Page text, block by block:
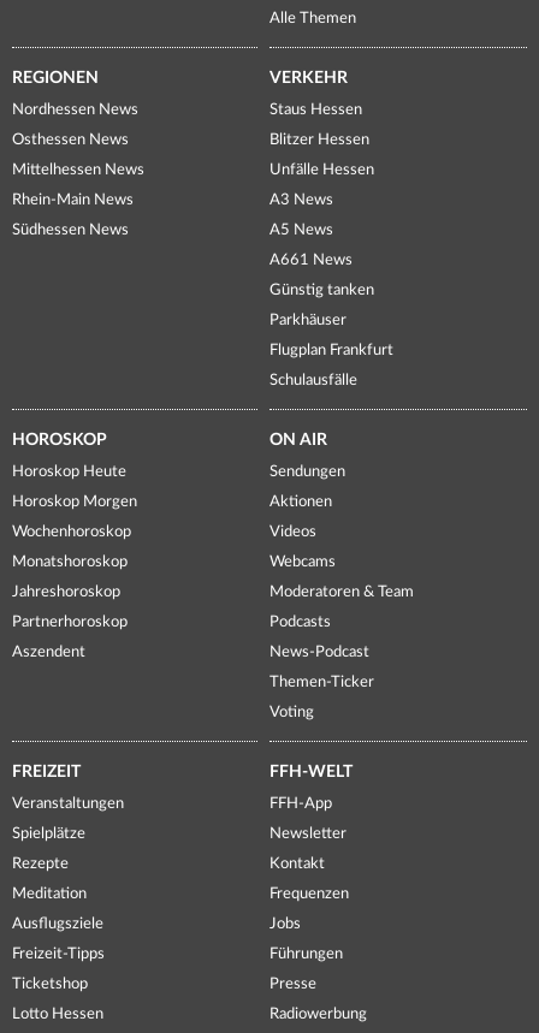
Alle Themen
REGIONEN
Nordhessen News
Osthessen News
Mittelhessen News
Rhein-Main News
Südhessen News
VERKEHR
Staus Hessen
Blitzer Hessen
Unfälle Hessen
A3 News
A5 News
A661 News
Günstig tanken
Parkhäuser
Flugplan Frankfurt
Schulausfälle
HOROSKOP
Horoskop Heute
Horoskop Morgen
Wochenhoroskop
Monatshoroskop
Jahreshoroskop
Partnerhoroskop
Aszendent
ON AIR
Sendungen
Aktionen
Videos
Webcams
Moderatoren & Team
Podcasts
News-Podcast
Themen-Ticker
Voting
FREIZEIT
Veranstaltungen
Spielplätze
Rezepte
Meditation
Ausflugsziele
Freizeit-Tipps
Ticketshop
Lotto Hessen
FFH-WELT
FFH-App
Newsletter
Kontakt
Frequenzen
Jobs
Führungen
Presse
Radiowerbung